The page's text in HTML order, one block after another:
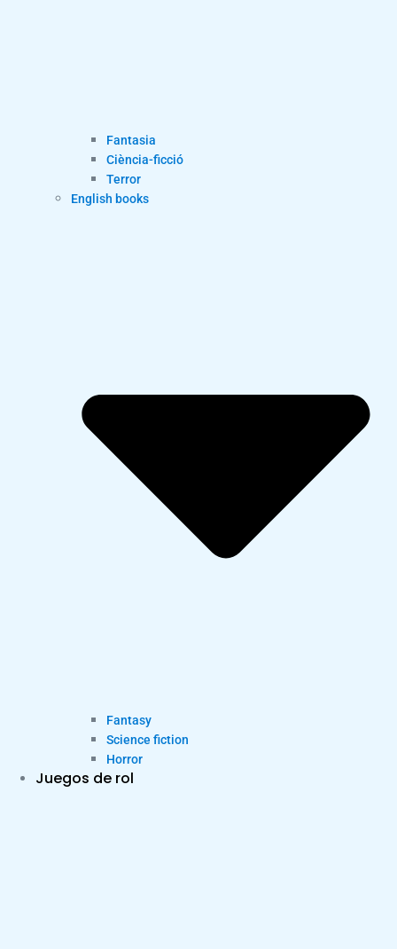
Fantasia
Ciència-ficció
Terror
English books
Fantasy
Science fiction
Horror
Juegos de rol